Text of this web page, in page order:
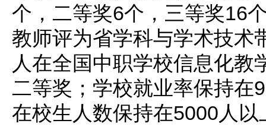
个，二等奖6个，三等奖16
教师评为省学科与学术技术
人在全国中职学校信息化教
二等奖；学校就业率保持在
在校生人数保持在5000人以